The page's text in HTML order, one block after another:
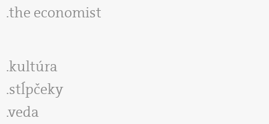
the economist
kultúra
stĺpčeky
veda